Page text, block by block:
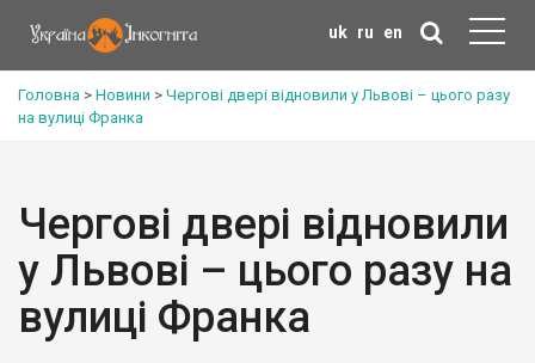
uk ru en
Головна > Новини > Чергові двері відновили у Львові – цього разу
на вулиці Франка
Чергові двері відновили
у Львові – цього разу на
вулиці Франка